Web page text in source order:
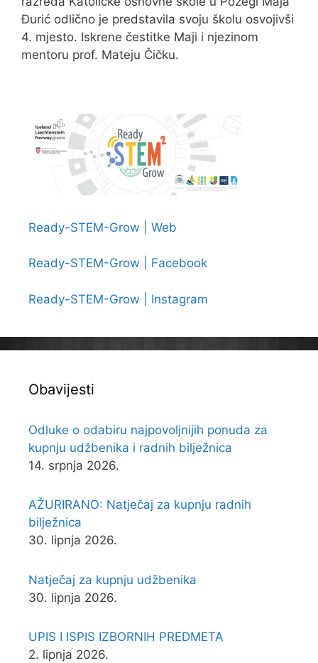
Đurić odlično je predstavila svoju školu osvojivši
4. mjesto. Iskrene čestitke Maji i njezinom
mentoru prof. Mateju Čičku.
Ready-STEM-Grow | Web
Ready-STEM-Grow | Facebook
Ready-STEM-Grow | Instagram
Obavijesti
Odluke o odabiru najpovoljnijih ponuda za
kupnju udžbenika i radnih bilježnica
14. srpnja 2026.
AŽURIRANO: Natječaj za kupnju radnih
bilježnica
30. lipnja 2026.
Natječaj za kupnju udžbenika
30. lipnja 2026.
UPIS I ISPIS IZBORNIH PREDMETA
2. lipnja 2026.